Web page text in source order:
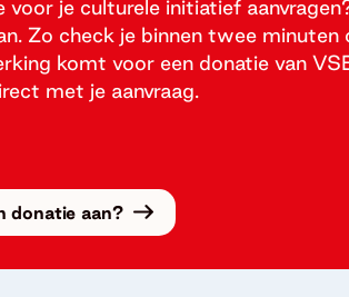
voor je culturele initiatief
Zo check je binnen twee minuten
komt voor een donatie van
met je aanvraag.
donatie aan?